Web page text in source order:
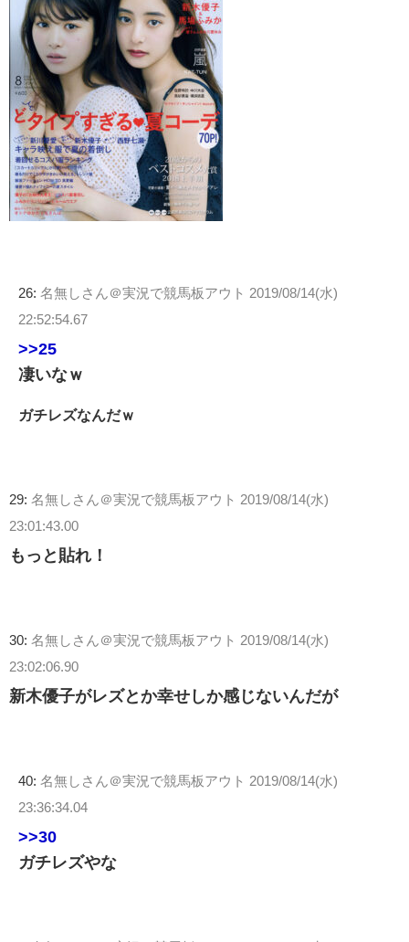
26: 名無しさん＠実況で競馬板アウト 2019/08/14(水)
22:52:54.67
>>25
凄いなｗ
ガチレズなんだｗ
29: 名無しさん＠実況で競馬板アウト 2019/08/14(水)
23:01:43.00
もっと貼れ！
30: 名無しさん＠実況で競馬板アウト 2019/08/14(水)
23:02:06.90
新木優子がレズとか幸せしか感じないんだが
40: 名無しさん＠実況で競馬板アウト 2019/08/14(水)
23:36:34.04
>>30
ガチレズやな